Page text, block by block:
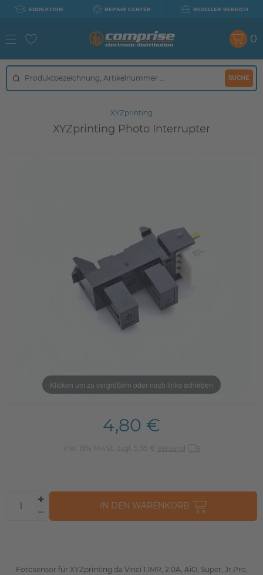
EDUCATION REPAIR CENTER RESELLER BEREICH
SUCHE
0
XYZprinting
XYZprinting Photo Interrupter
Klicken um zu vergrößern oder nach links schieben
Fotosensor für XYZprinting da Vinci 1.1MR, 2.0A, AiO, Super, Jr.Pro,
4,80 €
inkl. 19% MwSt. zzgl. 5,95 € Versand
IN DEN WARENKORB